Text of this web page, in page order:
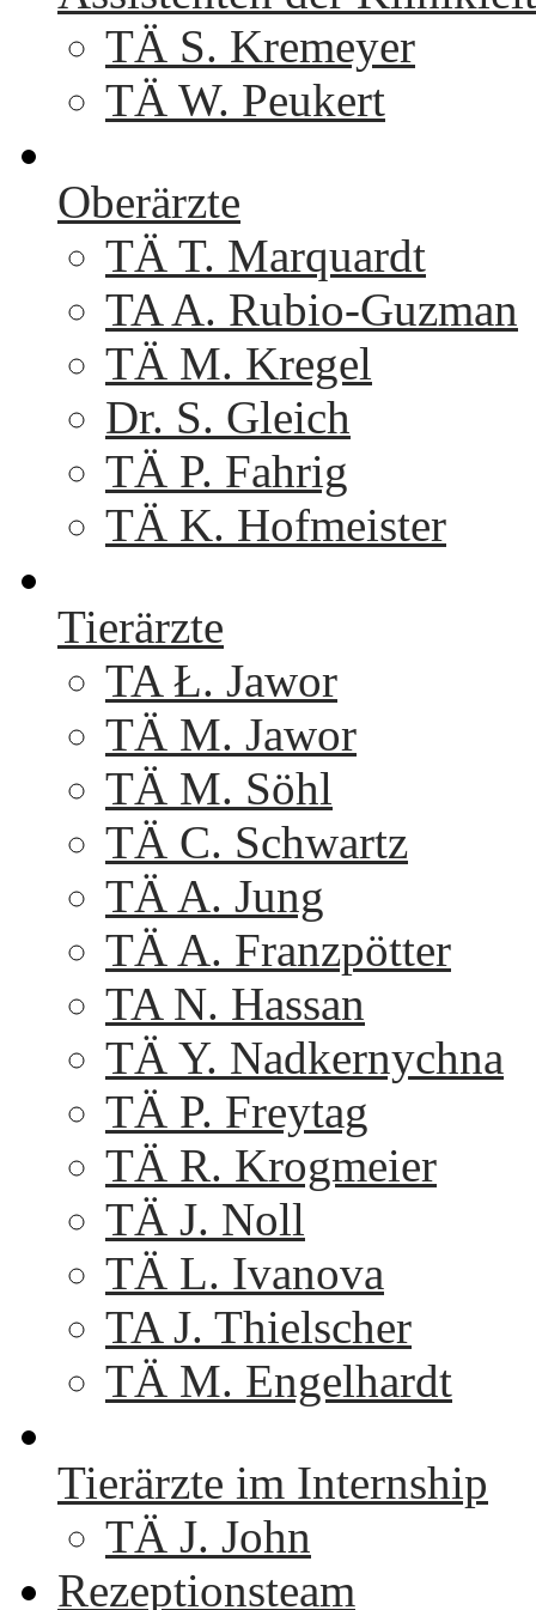
TÄ S. Kremeyer
TÄ W. Peukert
Oberärzte
TÄ T. Marquardt
TA A. Rubio-Guzman
TÄ M. Kregel
Dr. S. Gleich
TÄ P. Fahrig
TÄ K. Hofmeister
Tierärzte
TA Ł. Jawor
TÄ M. Jawor
TÄ M. Söhl
TÄ C. Schwartz
TÄ A. Jung
TÄ A. Franzpötter
TA N. Hassan
TÄ Y. Nadkernychna
TÄ P. Freytag
TÄ R. Krogmeier
TÄ J. Noll
TÄ L. Ivanova
TA J. Thielscher
TÄ M. Engelhardt
Tierärzte im Internship
TÄ J. John
Rezeptionsteam